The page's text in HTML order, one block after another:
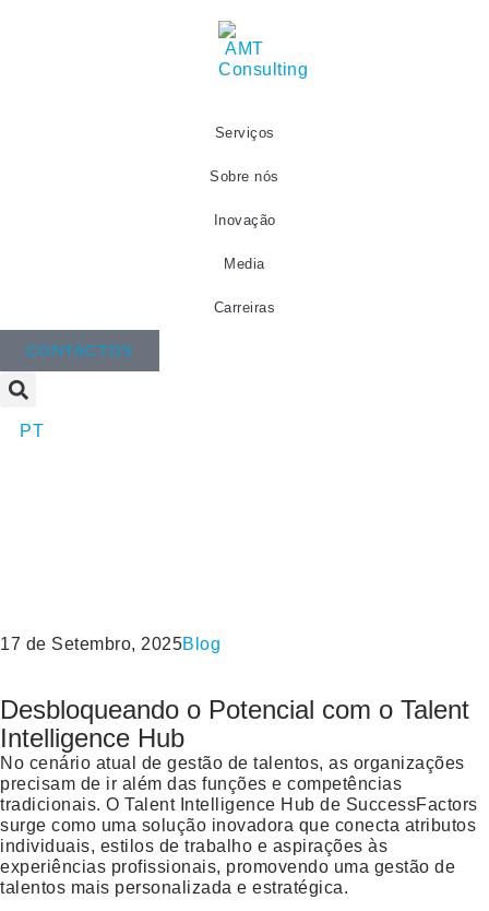
Serviços
Sobre nós
Inovação
Media
Carreiras
CONTACTOS
PT
17 de Setembro, 2025Blog
Desbloqueando o Potencial com o Talent
Intelligence Hub
No cenário atual de gestão de talentos, as organizações
precisam de ir além das funções e competências
tradicionais. O Talent Intelligence Hub de SuccessFactors
surge como uma solução inovadora que conecta atributos
individuais, estilos de trabalho e aspirações às
experiências profissionais, promovendo uma gestão de
talentos mais personalizada e estratégica.